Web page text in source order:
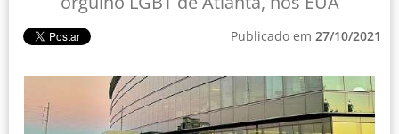
Publicado em 27/10/2021